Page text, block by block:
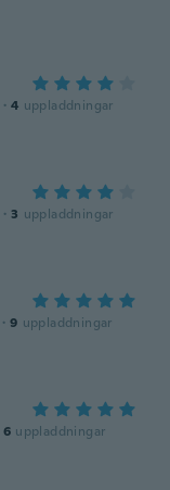
· 4 uppladdningar
· 3 uppladdningar
· 9 uppladdningar
6 uppladdningar